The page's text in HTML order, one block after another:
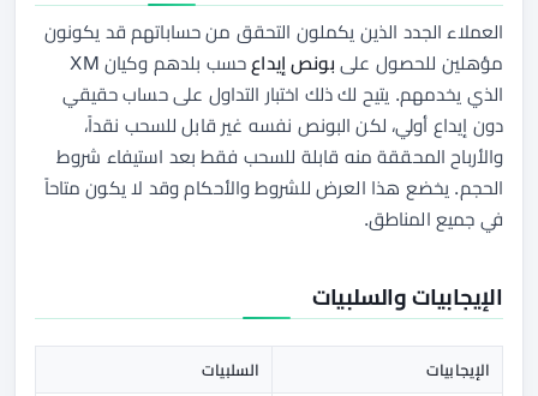
العملاء الجدد الذين يكملون التحقق من حساباتهم قد يكونون
مؤهلين للحصول على بونص إيداع
حسب بلدهم وكيان XM
الذي يخدمهم. يتيح لك ذلك اختبار التداول على حساب حقيقي
دون إيداع أولي، لكن البونص نفسه غير قابل للسحب نقداً،
والأرباح المحققة منه قابلة للسحب فقط بعد استيفاء شروط
الحجم. يخضع هذا العرض للشروط والأحكام وقد لا يكون متاحاً
في جميع المناطق.
الإيجابيات والسلبيات
الإيجابيات السلبيات